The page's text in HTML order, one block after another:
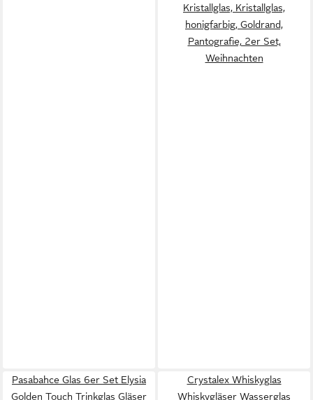
Kristallglas, Kristallglas,
honigfarbig, Goldrand,
Pantografie, 2er Set,
Weihnachten
Pasabahce Glas 6er Set Elysia
Golden Touch Trinkglas Gläser
Crystalex Whiskyglas
Whiskygläser Wasserglas